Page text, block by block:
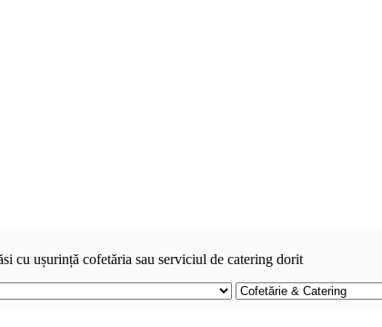
cu ușurință cofetăria sau serviciul de catering dorit